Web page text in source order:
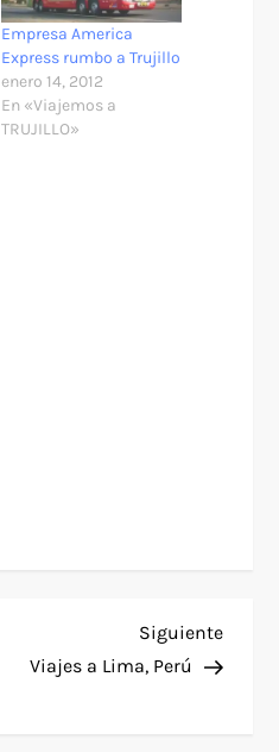
Empresa America
Express rumbo a Trujillo
enero 14, 2012
En «Viajemos a
TRUJILLO»
Siguiente
Viajes a Lima, Perú